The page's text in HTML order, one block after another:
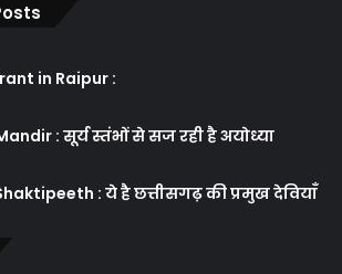
in Raipur :
: सूर्य स्तंभों से सज रही है अयोध्या
: ये है छत्तीसगढ़ की प्रमुख देवियाँ